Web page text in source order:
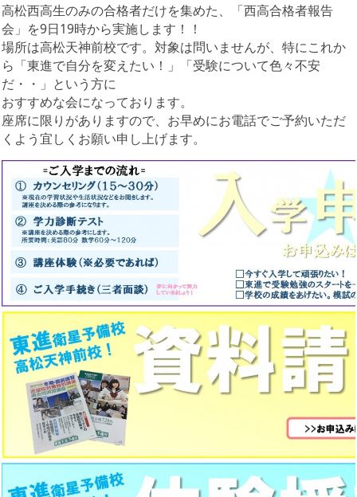
高松西高生のみの合格者だけを集めた、「西高合格者報告
会」を9日19時から実施します！！
場所は高松天神前校です。対象は問いませんが、特にこれか
ら「東進で自分を変えたい！」「受験について色々不安
だ・・」という方に
おすすめな会になっております。
座席に限りがありますので、お早めにお電話でご予約いただ
くよう宜しくお願い申し上げます。